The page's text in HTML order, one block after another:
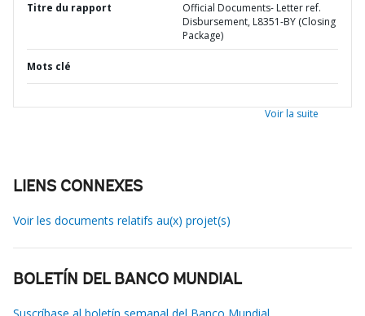
Titre du rapport
Official Documents- Letter ref.
Disbursement, L8351-BY (Closing
Package)
Mots clé
Voir la suite
LIENS CONNEXES
Voir les documents relatifs au(x) projet(s)
BOLETÍN DEL BANCO MUNDIAL